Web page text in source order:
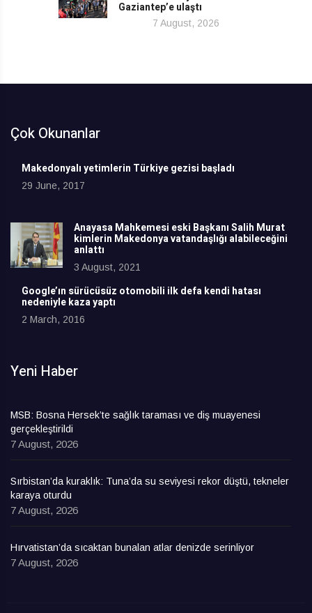
Gaziantep’e ulaştı
7 August, 2026
Çok Okunanlar
Makedonyalı yetimlerin Türkiye gezisi başladı
29 June, 2017
Anayasa Mahkemesi eski Başkanı Salih Murat
kimlerin Makedonya vatandaşlığı alabileceğini
anlattı
3 August, 2021
Google’ın sürücüsüz otomobili ilk defa kendi hatası
nedeniyle kaza yaptı
2 March, 2016
Yeni Haber
MSB: Bosna Hersek’te sağlık taraması ve diş muayenesi
gerçekleştirildi
7 August, 2026
Sırbistan’da kuraklık: Tuna’da su seviyesi rekor düştü, tekneler
karaya oturdu
7 August, 2026
Hırvatistan’da sıcaktan bunalan atlar denizde serinliyor
7 August, 2026